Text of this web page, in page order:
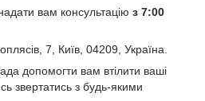
вам консультацію з 7:00
7, Київ, 04209, Україна.
допомогти вам втілити ваші
звертатись з будь-якими